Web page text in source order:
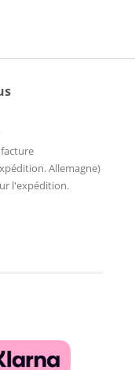
Allemagne)
l'expédition.